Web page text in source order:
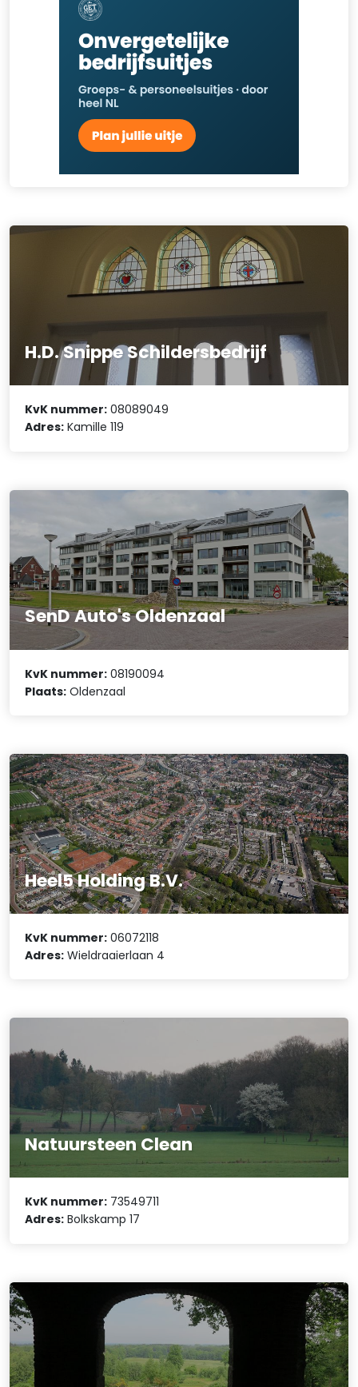
H.D. Snippe Schildersbedrijf
KvK nummer: 08089049
Adres: Kamille 119
SenD Auto's Oldenzaal
KvK nummer: 08190094
Plaats: Oldenzaal
Heel5 Holding B.V.
KvK nummer: 06072118
Adres: Wieldraaierlaan 4
Natuursteen Clean
KvK nummer: 73549711
Adres: Bolkskamp 17